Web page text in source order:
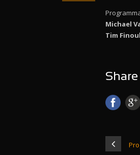
Michael
Tim